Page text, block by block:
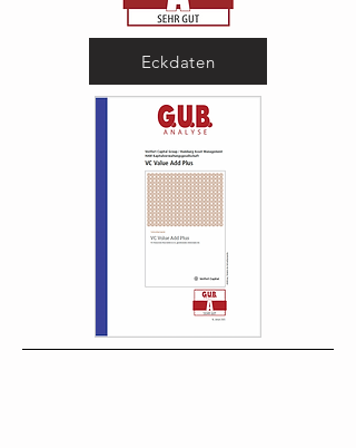
Eckdaten